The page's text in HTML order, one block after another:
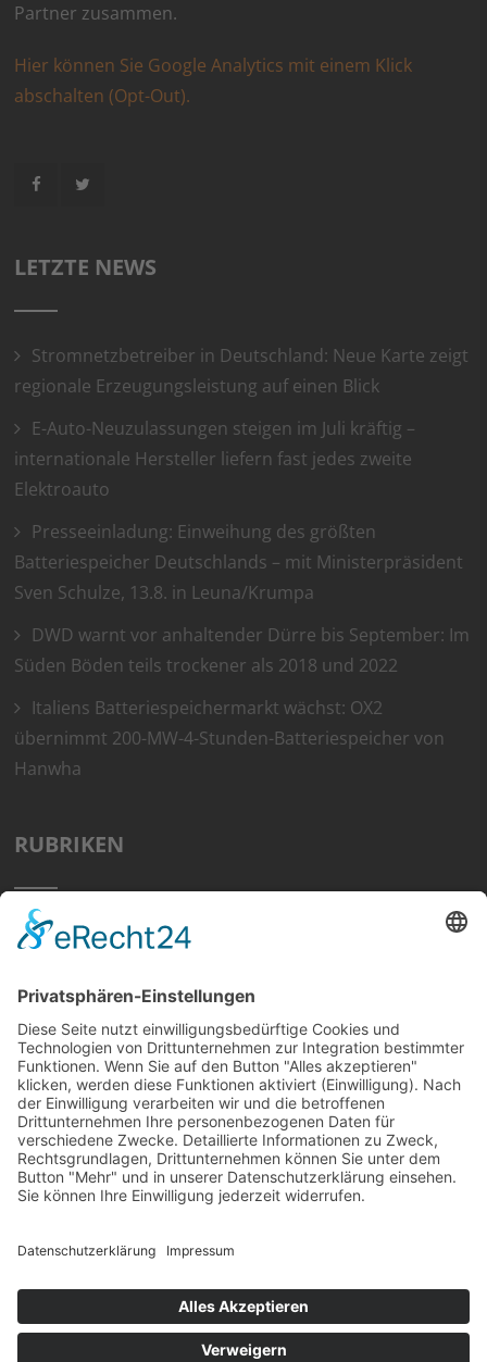
Partner zusammen.
Hier können Sie Google Analytics mit einem Klick
abschalten (Opt-Out).
LETZTE NEWS
Stromnetzbetreiber in Deutschland: Neue Karte zeigt
regionale Erzeugungsleistung auf einen Blick
E-Auto-Neuzulassungen steigen im Juli kräftig –
internationale Hersteller liefern fast jedes zweite
Elektroauto
Presseeinladung: Einweihung des größten
Batteriespeicher Deutschlands – mit Ministerpräsident
Sven Schulze, 13.8. in Leuna/Krumpa
DWD warnt vor anhaltender Dürre bis September: Im
Süden Böden teils trockener als 2018 und 2022
Italiens Batteriespeichermarkt wächst: OX2
übernimmt 200-MW-4-Stunden-Batteriespeicher von
Hanwha
RUBRIKEN
Home
Tipps
Wissen
Strom Top30
F&A
News
© hellundwarm.de2026 All Rights Reserved